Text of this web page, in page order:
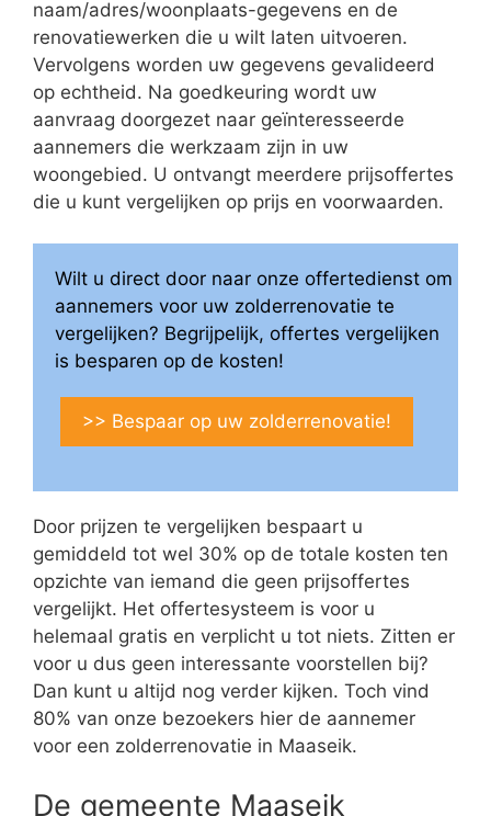
naam/adres/woonplaats-gegevens en de
renovatiewerken die u wilt laten uitvoeren.
Vervolgens worden uw gegevens gevalideerd
op echtheid. Na goedkeuring wordt uw
aanvraag doorgezet naar geïnteresseerde
aannemers die werkzaam zijn in uw
woongebied. U ontvangt meerdere prijsoffertes
die u kunt vergelijken op prijs en voorwaarden.
Wilt u direct door naar onze offertedienst om
aannemers voor uw zolderrenovatie te
vergelijken? Begrijpelijk, offertes vergelijken
is besparen op de kosten!
>> Bespaar op uw zolderrenovatie!
Door prijzen te vergelijken bespaart u
gemiddeld tot wel 30% op de totale kosten ten
opzichte van iemand die geen prijsoffertes
vergelijkt. Het offertesysteem is voor u
helemaal gratis en verplicht u tot niets. Zitten er
voor u dus geen interessante voorstellen bij?
Dan kunt u altijd nog verder kijken. Toch vind
80% van onze bezoekers hier de aannemer
voor een zolderrenovatie in Maaseik.
De gemeente Maaseik